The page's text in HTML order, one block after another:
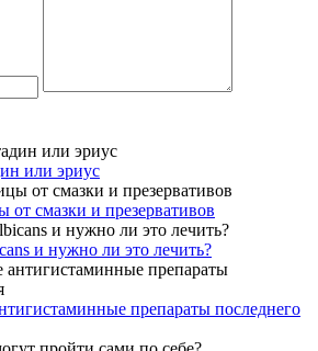
или эриус
смазки и презервативов
и нужно ли это лечить?
препараты последнего